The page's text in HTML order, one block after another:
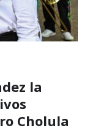
la
Cholula